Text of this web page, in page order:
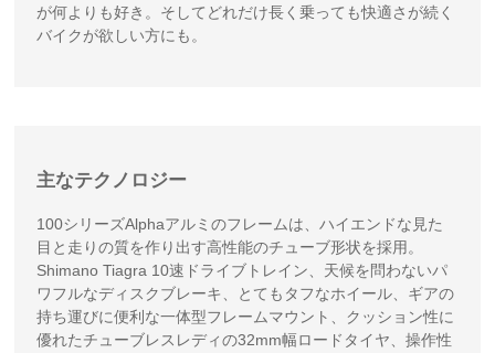
が何よりも好き。そしてどれだけ長く乗っても快適さが続く
バイクが欲しい方にも。
主なテクノロジー
100シリーズAlphaアルミのフレームは、ハイエンドな見た
目と走りの質を作り出す高性能のチューブ形状を採用。
Shimano Tiagra 10速ドライブトレイン、天候を問わないパ
ワフルなディスクブレーキ、とてもタフなホイール、ギアの
持ち運びに便利な一体型フレームマウント、クッション性に
優れたチューブレスレディの32mm幅ロードタイヤ、操作性